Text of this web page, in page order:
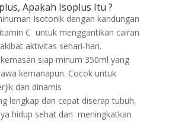
Apakah Isoplus Itu ?
Isotonik dengan kandungan
C untuk menggantikan cairan
aktivitas sehari-hari.
siap minum 350ml yang
kemanapun. Cocok untuk
dan dinamis
lengkap dan cepat diserap tubuh,
hidup sehat dan meningkatkan